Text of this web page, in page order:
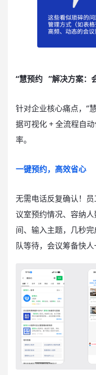
“慧预约 ”解决方案：
针对企业核心痛点，“
据可视化 + 全流程自
率。
一键预约，高效省心
无需电话反复确认！
议室预约情况、容纳
间、输入主题，几秒
队等待，会议筹备快人